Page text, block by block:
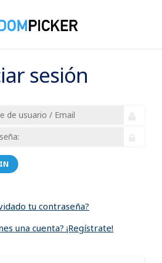
sesión
tu contraseña?
una cuenta? ¡Regístrate!